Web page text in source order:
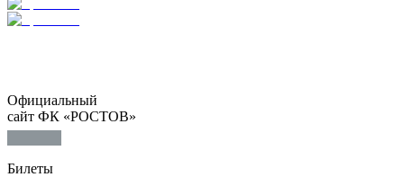
Официальный
сайт ФК «РОСТОВ»
Билеты